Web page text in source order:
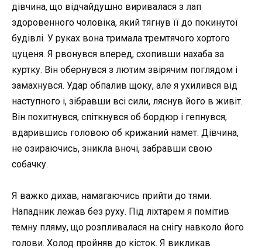
дівчина, що відчайдушно виривалася з лап
здоровенного чоловіка, який тягнув її до покинутої
будівлі. У руках вона тримала тремтячого хортого
цуценя. Я рвонувся вперед, схопивши нахаба за
куртку. Він обернувся з лютим звірячим поглядом і
замахнувся. Удар обпалив щоку, але я ухилився від
наступного і, зібравши всі сили, ляснув його в живіт.
Він похитнувся, спіткнувся об бордюр і гепнувся,
вдарившись головою об крижаний намет. Дівчина,
не озираючись, зникла вночі, забравши свою
собачку.
Я важко дихав, намагаючись прийти до тями.
Нападник лежав без руху. Під ліхтарем я помітив
темну пляму, що розпливалася на снігу навколо його
голови. Холод пройняв до кісток. Я викликав